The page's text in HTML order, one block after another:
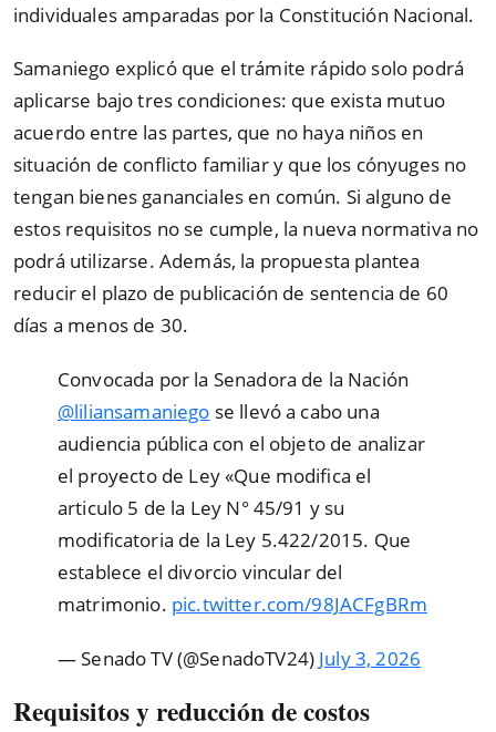
individuales amparadas por la Constitución Nacional.
Samaniego explicó que el trámite rápido solo podrá
aplicarse bajo tres condiciones: que exista mutuo
acuerdo entre las partes, que no haya niños en
situación de conflicto familiar y que los cónyuges no
tengan bienes gananciales en común. Si alguno de
estos requisitos no se cumple, la nueva normativa no
podrá utilizarse. Además, la propuesta plantea
reducir el plazo de publicación de sentencia de 60
días a menos de 30.
Convocada por la Senadora de la Nación
@liliansamaniego se llevó a cabo una
audiencia pública con el objeto de analizar
el proyecto de Ley «Que modifica el
articulo 5 de la Ley N° 45/91 y su
modificatoria de la Ley 5.422/2015. Que
establece el divorcio vincular del
matrimonio. pic.twitter.com/98JACFgBRm
— Senado TV (@SenadoTV24) July 3, 2026
Requisitos y reducción de costos